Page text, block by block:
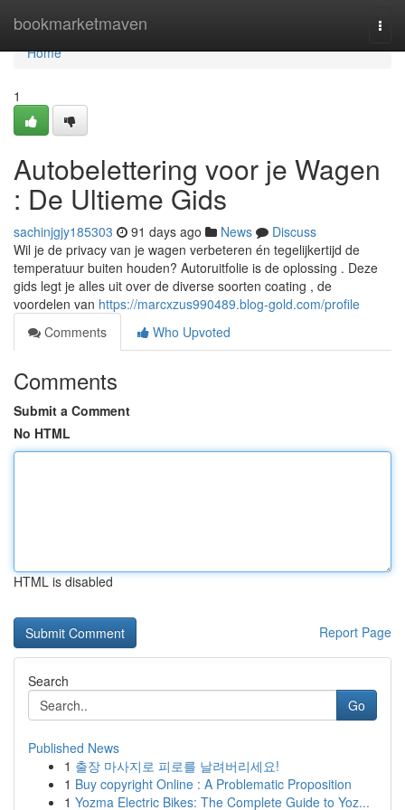
bookmarketmaven
Home
Home
1
Autobelettering voor je Wagen
: De Ultieme Gids
sachinjgjy185303 91 days ago News
Discuss
Wil je de privacy van je wagen verbeteren én tegelijkertijd de
temperatuur buiten houden? Autoruitfolie is de oplossing . Deze
gids legt je alles uit over de diverse soorten coating , de
voordelen van https://marcxzus990489.blog-gold.com/profile
Comments
Who Upvoted
Comments
Submit a Comment
No HTML
HTML is disabled
Report Page
Search
Go
Published News
1 출장 마사지로 피로를 날려버리세요!
1 Buy copyright Online : A Problematic Proposition
1 Yozma Electric Bikes: The Complete Guide to Yoz...